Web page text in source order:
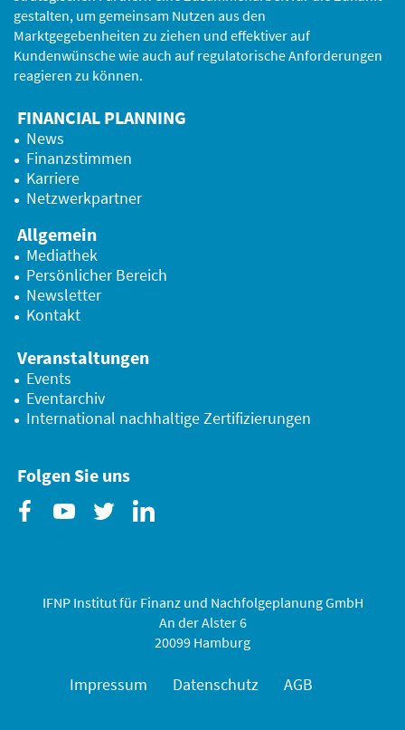
gestalten, um gemeinsam Nutzen aus den
Marktgegebenheiten zu ziehen und effektiver auf
Kundenwünsche wie auch auf regulatorische Anforderungen
reagieren zu können.
FINANCIAL PLANNING
News
Finanzstimmen
Karriere
Netzwerkpartner
Allgemein
Mediathek
Persönlicher Bereich
Newsletter
Kontakt
Veranstaltungen
Events
Eventarchiv
International nachhaltige Zertifizierungen
Folgen Sie uns
IFNP Institut für Finanz und Nachfolgeplanung GmbH
An der Alster 6
20099 Hamburg
Impressum Datenschutz AGB